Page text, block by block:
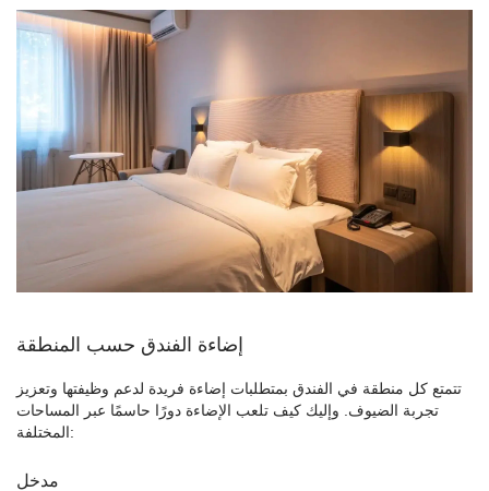
إضاءة الفندق حسب المنطقة
تتمتع كل منطقة في الفندق بمتطلبات إضاءة فريدة لدعم وظيفتها وتعزيز
تجربة الضيوف. وإليك كيف تلعب الإضاءة دورًا حاسمًا عبر المساحات
المختلفة:
مدخل